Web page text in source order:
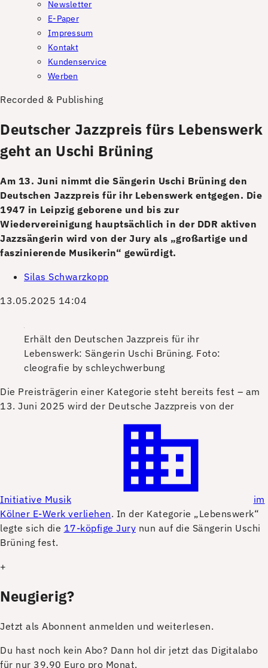
Newsletter
E-Paper
Impressum
Kontakt
Kundenservice
Werben
Recorded & Publishing
Deutscher Jazzpreis fürs Lebenswerk
geht an Uschi Brüning
Am 13. Juni nimmt die Sängerin Uschi Brüning den
Deutschen Jazzpreis für ihr Lebenswerk entgegen. Die
1947 in Leipzig geborene und bis zur
Wiedervereinigung hauptsächlich in der DDR aktiven
Jazzsängerin wird von der Jury als „großartige und
faszinierende Musikerin“ gewürdigt.
Silas Schwarzkopp
13.05.2025 14:04
Erhält den Deutschen Jazzpreis für ihr
Lebenswerk: Sängerin Uschi Brüning. Foto:
cleografie by schleychwerbung
Die Preisträgerin einer Kategorie steht bereits fest – am
13. Juni 2025 wird der Deutsche Jazzpreis von der
Initiative Musik
im
Kölner E-Werk verliehen. In der Kategorie „Lebenswerk“
legte sich die 17-köpfige Jury nun auf die Sängerin Uschi
Brüning fest.
+
Neugierig?
Jetzt als Abonnent anmelden und weiterlesen.
Du hast noch kein Abo? Dann hol dir jetzt das Digitalabo
für nur 39,90 Euro pro Monat.